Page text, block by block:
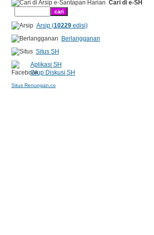
Cari di e-SH
Arsip (10229edisi)
Berlangganan
Situs SH
Aplikasi SH
Grup Diskusi SH
Situs Renungan.co